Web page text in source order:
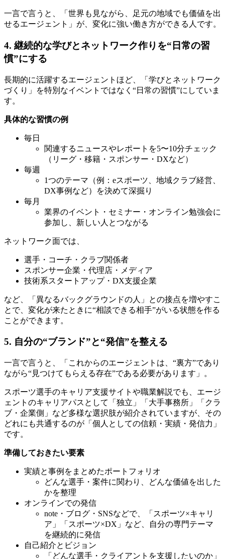
一言で言うと、「世界も見ながら、足元の地域でも価値を出
せるエージェント」が、変化に強い働き方ができる人です。
4. 継続的な学びとネットワーク作りを“日常の習
慣”にする
長期的に活躍するエージェントほど、「学びとネットワーク
づくり」を特別なイベントではなく“日常の習慣”にしていま
す。
具体的な習慣の例
毎日
関連するニュースやレポートを5〜10分チェック
（リーグ・移籍・スポンサー・DXなど）
毎週
1つのテーマ（例：eスポーツ、地域クラブ経営、
DX事例など）を決めて深掘り
毎月
業界のイベント・セミナー・オンライン勉強会に
参加し、新しい人とつながる
ネットワーク面では、
選手・コーチ・クラブ関係者
スポンサー企業・代理店・メディア
技術系スタートアップ・DX支援企業
など、「異なるバックグラウンドの人」との接点を増やすこ
とで、変化が来たときに“相談できる相手”がいる状態を作る
ことができます。
5. 自分の“ブランド”と“発信”を整える
一言で言うと、「これからのエージェントは、“裏方”であり
ながら“見つけてもらえる存在”である必要があります」。
スポーツ選手のキャリア支援サイトや職業解説でも、エージ
ェントのキャリアパスとして「独立」「大手事務所」「クラ
ブ・企業側」など多様な選択肢が紹介されていますが、その
どれにも共通するのが「個人としての信頼・実績・発信力」
です。
準備しておきたい要素
実績と事例をまとめたポートフォリオ
どんな選手・案件に関わり、どんな価値を出した
かを整理
オンラインでの発信
note・ブログ・SNSなどで、「スポーツ×キャリ
ア」「スポーツ×DX」など、自分の専門テーマ
を継続的に発信
自己紹介とビジョン
「どんな選手・クライアントを支援したいのか」